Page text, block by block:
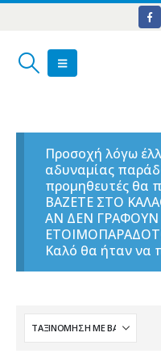
Προσοχή λόγω
αδυναμίας
προμηθευτές θα
ΒΑΖΕΤΕ ΣΤΟ
ΑΝ ΔΕΝ ΓΡΑΦΟΥΝ
Καλό θα ήταν να